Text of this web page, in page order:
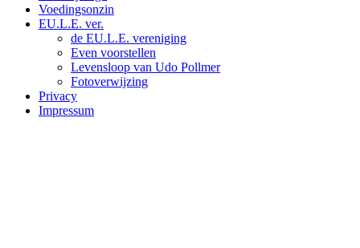
Voedingsonzin
EU.L.E. ver.
de EU.L.E. vereniging
Even voorstellen
Levensloop van Udo Pollmer
Fotoverwijzing
Privacy
Impressum